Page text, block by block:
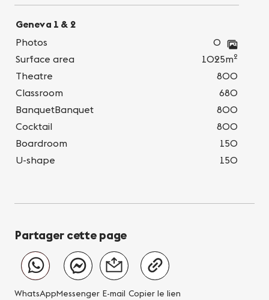
Geneva 1 & 2
Photos
0
Surface area
1025m2
Theatre
800
Classroom
680
BanquetBanquet
800
Cocktail
800
Boardroom
150
U-shape
150
Partager cette page
WhatsAppMessenger E-mail Copier le lien